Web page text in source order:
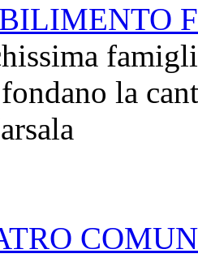
la